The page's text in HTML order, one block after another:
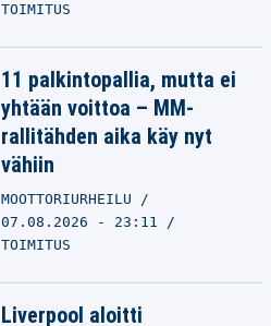
TOIMITUS
11 palkintopallia, mutta ei
yhtään voittoa – MM-
rallitähden aika käy nyt
vähiin
MOOTTORIURHEILU
07.08.2026 - 23:11
TOIMITUS
Liverpool aloitti